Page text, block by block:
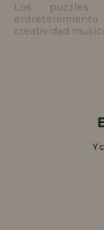
Los
creatividad
Y